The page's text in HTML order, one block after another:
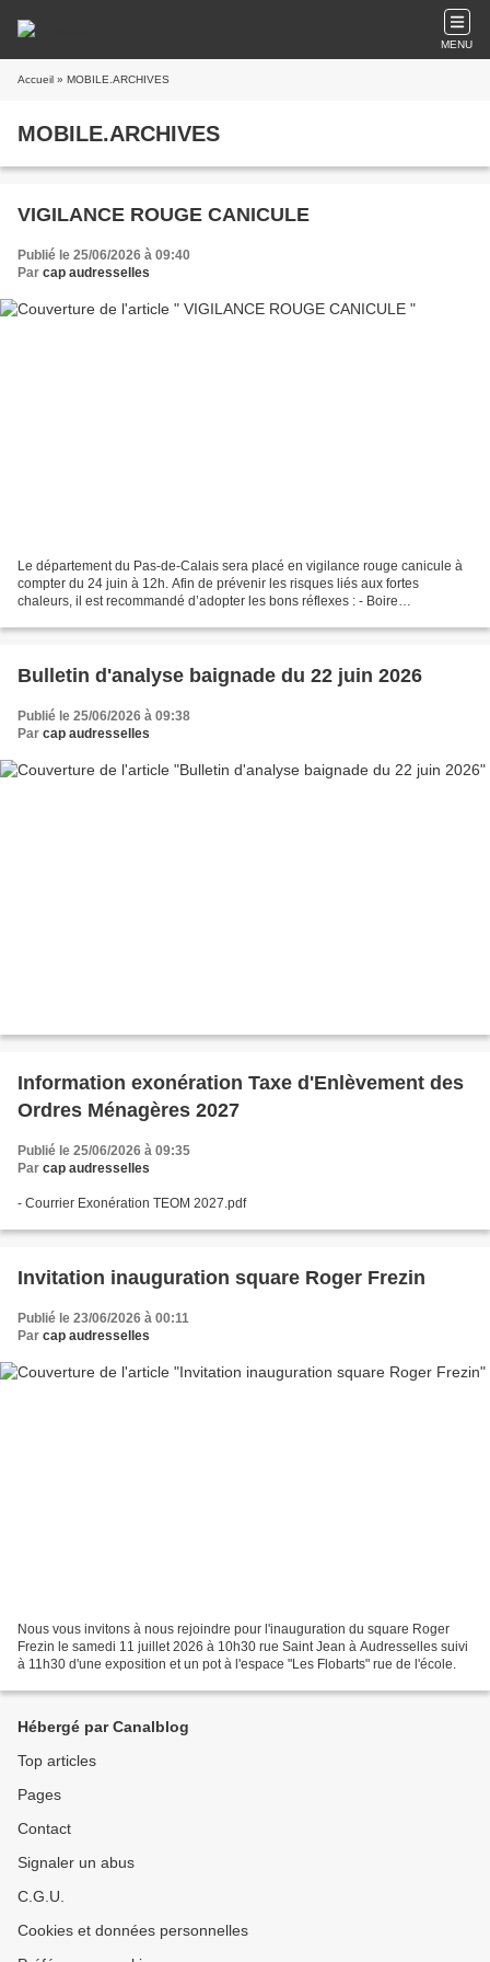
MENU
Accueil » MOBILE.ARCHIVES
MOBILE.ARCHIVES
VIGILANCE ROUGE CANICULE
Publié le 25/06/2026 à 09:40
Par cap audresselles
Le département du Pas-de-Calais sera placé en vigilance rouge canicule à
compter du 24 juin à 12h. Afin de prévenir les risques liés aux fortes
chaleurs, il est recommandé d’adopter les bons réflexes : - Boire
Bulletin d'analyse baignade du 22 juin 2026
Publié le 25/06/2026 à 09:38
Par cap audresselles
Information exonération Taxe d'Enlèvement des
Ordres Ménagères 2027
Publié le 25/06/2026 à 09:35
Par cap audresselles
- Courrier Exonération TEOM 2027.pdf
Invitation inauguration square Roger Frezin
Publié le 23/06/2026 à 00:11
Par cap audresselles
Nous vous invitons à nous rejoindre pour l'inauguration du square Roger
Frezin le samedi 11 juillet 2026 à 10h30 rue Saint Jean à Audresselles suivi
à 11h30 d'une exposition et un pot à l'espace "Les Flobarts" rue de l'école.
Hébergé par Canalblog
Top articles
Pages
Contact
Signaler un abus
C.G.U.
Cookies et données personnelles